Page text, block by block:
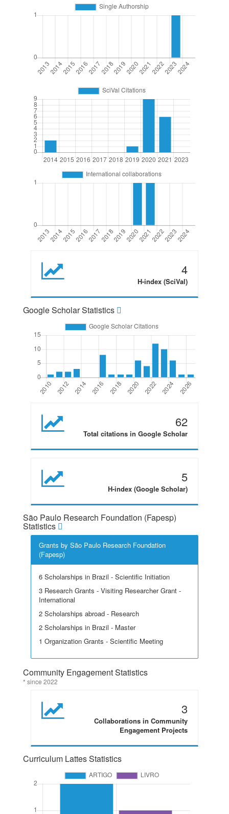
4
H-index (SciVal)
Google Scholar Statistics
62
Total citations in Google Scholar
5
H-index (Google Scholar)
São Paulo Research Foundation (Fapesp)
Statistics
Grants by São Paulo Research Foundation
(Fapesp)
6 Scholarships in Brazil - Scientific Initiation
3 Research Grants - Visiting Researcher Grant -
International
2 Scholarships abroad - Research
2 Scholarships in Brazil - Master
1 Organization Grants - Scientific Meeting
Community Engagement Statistics
* since 2022
3
Collaborations in Community
Engagement Projects
Curriculum Lattes Statistics